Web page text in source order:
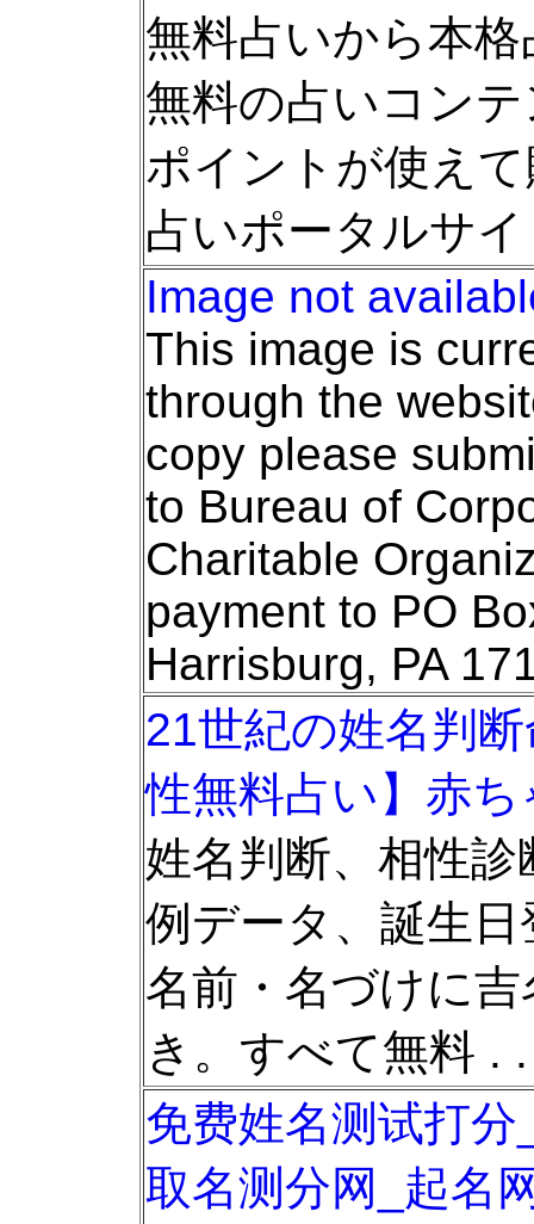
無料占いから本
無料の占いコン
ポイントが使え
占いポータルサ
Image not
This image is
through the
copy please
to Bureau of
Charitable
payment to PO
Harrisburg, PA
21世紀の姓名判
性無料占い】赤
姓名判断、相性
例データ、誕生
名前・名づけに
き。すべて無料
免费姓名测试打
取名测分网_起名